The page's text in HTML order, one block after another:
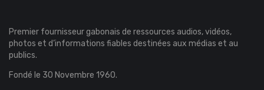
Premier fournisseur gabonais de ressources audios, vidéos,
photos et d’informations fiables destinées aux médias et au
publics.
Fondé le 30 Novembre 1960.